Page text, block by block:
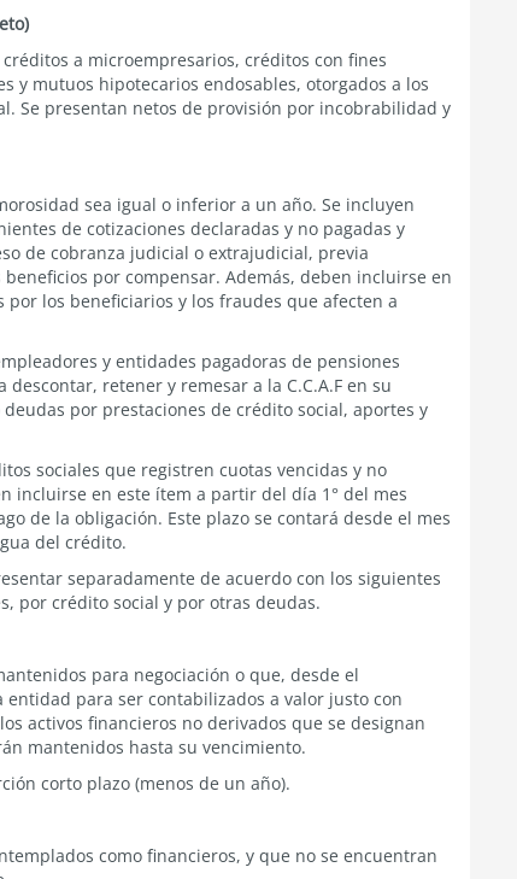
a microempresarios, créditos con fines
y mutuos hipotecarios endosables, otorgados a los
Se presentan netos de provisión por incobrabilidad y
sea igual o inferior a un año. Se incluyen
de cotizaciones declaradas y no pagadas y
de cobranza judicial o extrajudicial, previa
por compensar. Además, deben incluirse en
los beneficiarios y los fraudes que afecten a
y entidades pagadoras de pensiones
retener y remesar a la C.C.A.F en su
por prestaciones de crédito social, aportes y
sociales que registren cuotas vencidas y no
incluirse en este ítem a partir del día 1° del mes
de la obligación. Este plazo se contará desde el mes
del crédito.
separadamente de acuerdo con los siguientes
por crédito social y por otras deudas.
para negociación o que, desde el
para ser contabilizados a valor justo con
activos financieros no derivados que se designan
mantenidos hasta su vencimiento.
corto plazo (menos de un año).
como financieros, y que no se encuentran